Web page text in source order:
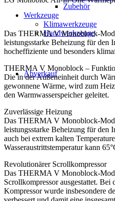
Zubehör
Werkzeuge
Klimawerkzeuge
Handwerkzeuge
Abverkauf
Das THERMA V Monoblock-
leistungsstarke Beheizung für den
hocheffiziente und besonders
THERMA V Monoblock –
Die in der Außeneinheit durch
gewonnene Wärme, wird zum
den Warmwasserspeicher geleitet.
Zuverlässige Heizung
Das THERMA V Monoblock-
leistungsstarke Beheizung für den
auch bei extrem kalten
Wasseraustrittstemperatur kann
Revolutionärer Scrollkompressor
Das THERMA V Monoblock-
Scrollkompressor ausgestattet. Bei
Kompressor wurde insbesondere